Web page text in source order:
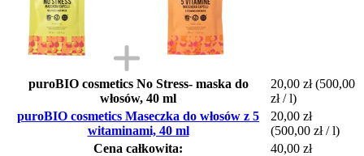
puroBIO cosmetics No Stress- maska do
włosów, 40 ml
20,00 zł (500,00
zł / l)
puroBIO cosmetics Maseczka do włosów z 5
witaminami, 40 ml
20,00 zł
(500,00 zł / l)
Cena całkowita:
40,00 zł